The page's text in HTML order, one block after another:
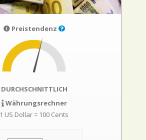
Preistendenz
DURCHSCHNITTLICH
Währungsrechner
1 US Dollar = 100 Cents